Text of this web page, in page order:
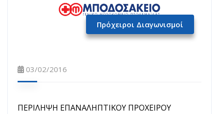
Πρόχειροι Διαγωνισμοί
03/02/2016
ΠΕΡΙΛΗΨΗ ΕΠΑΝΑΛΗΠΤΙΚΟΥ ΠΡΟΧΕΙΡΟΥ